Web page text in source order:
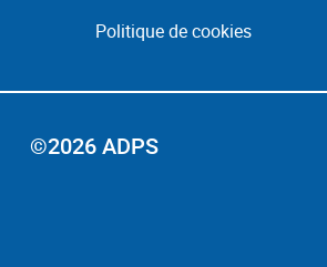
Politique de cookies
©2026 ADPS